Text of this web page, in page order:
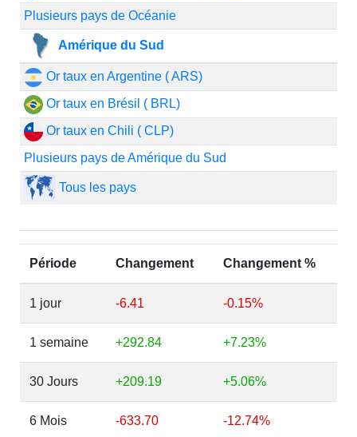
Plusieurs pays de Océanie
Amérique du Sud
Or taux en Argentine ( ARS)
Or taux en Brésil ( BRL)
Or taux en Chili ( CLP)
Plusieurs pays de Amérique du Sud
Tous les pays
Période Changement Changement %
1 jour -6.41 -0.15%
1 semaine +292.84 +7.23%
30 Jours +209.19 +5.06%
6 Mois -633.70 -12.74%